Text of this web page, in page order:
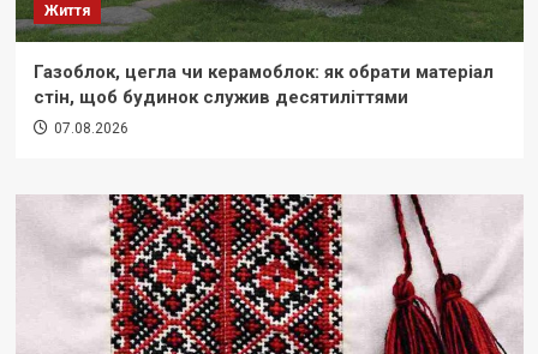
Життя
Газоблок, цегла чи керамоблок: як обрати матеріал
стін, щоб будинок служив десятиліттями
07.08.2026